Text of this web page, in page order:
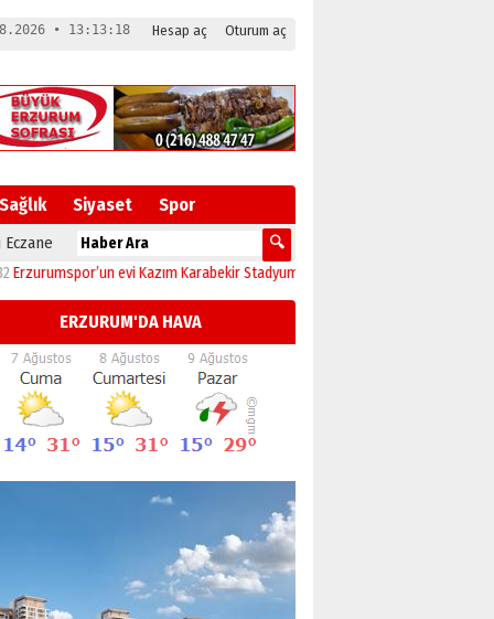
Hesap aç Oturum aç
• 13:13:18
Sağlık Siyaset Spor
evi Kazım Karabekir Stadyumu tam kapasiteyle yeniden açılıyor!
ERZURUM'DA HAVA